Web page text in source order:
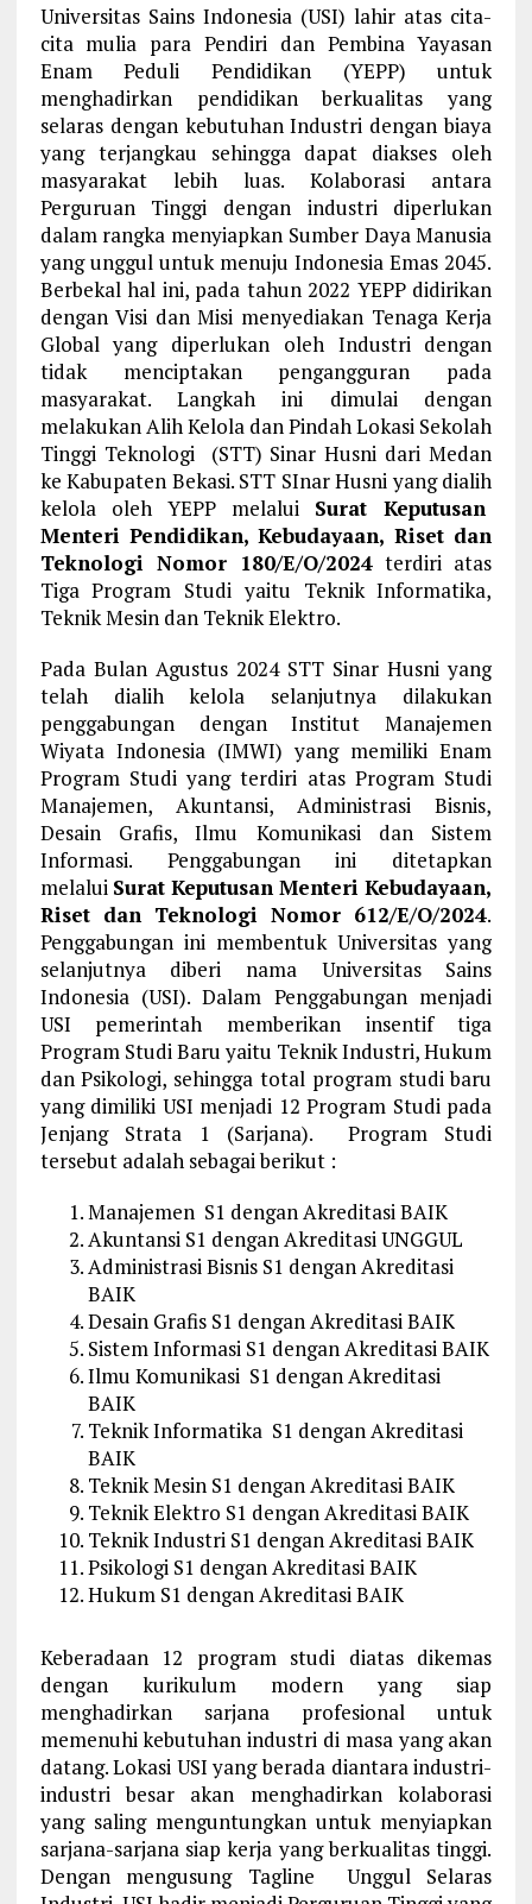
Universitas Sains Indonesia (USI) lahir atas cita-
cita mulia para Pendiri dan Pembina Yayasan
Enam Peduli Pendidikan (YEPP) untuk
menghadirkan pendidikan berkualitas yang
selaras dengan kebutuhan Industri dengan biaya
yang terjangkau sehingga dapat diakses oleh
masyarakat lebih luas. Kolaborasi antara
Perguruan Tinggi dengan industri diperlukan
dalam rangka menyiapkan Sumber Daya Manusia
yang unggul untuk menuju Indonesia Emas 2045.
Berbekal hal ini, pada tahun 2022 YEPP didirikan
dengan Visi dan Misi menyediakan Tenaga Kerja
Global yang diperlukan oleh Industri dengan
tidak menciptakan pengangguran pada
masyarakat. Langkah ini dimulai dengan
melakukan Alih Kelola dan Pindah Lokasi Sekolah
Tinggi Teknologi (STT) Sinar Husni dari Medan
ke Kabupaten Bekasi. STT SInar Husni yang dialih
kelola oleh YEPP melalui Surat Keputusan
Menteri Pendidikan, Kebudayaan, Riset dan
Teknologi Nomor 180/E/O/2024 terdiri atas
Tiga Program Studi yaitu Teknik Informatika,
Teknik Mesin dan Teknik Elektro.
Pada Bulan Agustus 2024 STT Sinar Husni yang
telah dialih kelola selanjutnya dilakukan
penggabungan dengan Institut Manajemen
Wiyata Indonesia (IMWI) yang memiliki Enam
Program Studi yang terdiri atas Program Studi
Manajemen, Akuntansi, Administrasi Bisnis,
Desain Grafis, Ilmu Komunikasi dan Sistem
Informasi. Penggabungan ini ditetapkan
melalui Surat Keputusan Menteri Kebudayaan,
Riset dan Teknologi Nomor 612/E/O/2024.
Penggabungan ini membentuk Universitas yang
selanjutnya diberi nama Universitas Sains
Indonesia (USI). Dalam Penggabungan menjadi
USI pemerintah memberikan insentif tiga
Program Studi Baru yaitu Teknik Industri, Hukum
dan Psikologi, sehingga total program studi baru
yang dimiliki USI menjadi 12 Program Studi pada
Jenjang Strata 1 (Sarjana). Program Studi
tersebut adalah sebagai berikut :
Manajemen S1 dengan Akreditasi BAIK
Akuntansi S1 dengan Akreditasi UNGGUL
Administrasi Bisnis S1 dengan Akreditasi
BAIK
Desain Grafis S1 dengan Akreditasi BAIK
Sistem Informasi S1 dengan Akreditasi BAIK
Ilmu Komunikasi S1 dengan Akreditasi
BAIK
Teknik Informatika S1 dengan Akreditasi
BAIK
Teknik Mesin S1 dengan Akreditasi BAIK
Teknik Elektro S1 dengan Akreditasi BAIK
Teknik Industri S1 dengan Akreditasi BAIK
Psikologi S1 dengan Akreditasi BAIK
Hukum S1 dengan Akreditasi BAIK
Keberadaan 12 program studi diatas dikemas
dengan kurikulum modern yang siap
menghadirkan sarjana profesional untuk
memenuhi kebutuhan industri di masa yang akan
datang. Lokasi USI yang berada diantara industri-
industri besar akan menghadirkan kolaborasi
yang saling menguntungkan untuk menyiapkan
sarjana-sarjana siap kerja yang berkualitas tinggi.
Dengan mengusung Tagline Unggul Selaras